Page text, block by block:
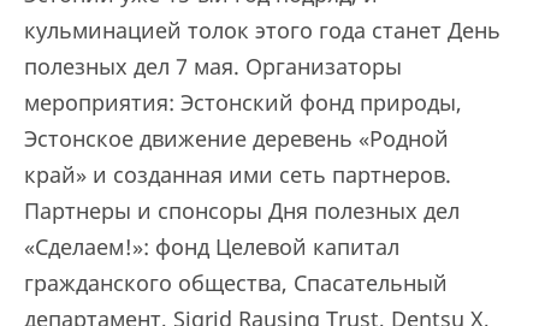
кульминацией толок этого года станет День
полезных дел 7 мая. Организаторы
мероприятия: Эстонский фонд природы,
Эстонское движение деревень «Родной
край» и созданная ими сеть партнеров.
Партнеры и спонсоры Дня полезных дел
«Сделаем!»: фонд Целевой капитал
гражданского общества, Спасательный
департамент, Sigrid Rausing Trust, Dentsu X,